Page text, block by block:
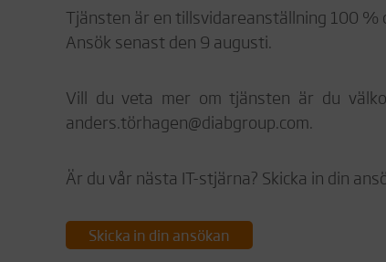
Tjänsten är en tillsvidareanställning 100 %
Ansök senast den 9 augusti.
Vill du veta mer om tjänsten är du
anders.törhagen@diabgroup.com.
Är du vår nästa IT-stjärna? Skicka in din
Skicka in din ansökan